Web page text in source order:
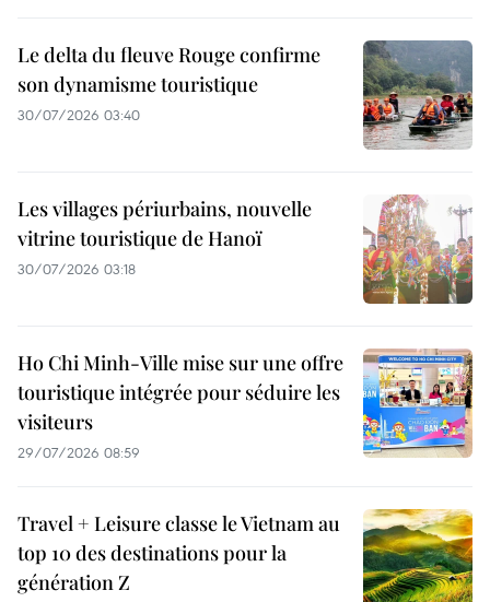
Le delta du fleuve Rouge confirme
son dynamisme touristique
30/07/2026 03:40
Les villages périurbains, nouvelle
vitrine touristique de Hanoï
30/07/2026 03:18
Ho Chi Minh-Ville mise sur une offre
touristique intégrée pour séduire les
visiteurs
29/07/2026 08:59
Travel + Leisure classe le Vietnam au
top 10 des destinations pour la
génération Z